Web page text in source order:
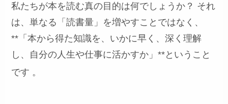
私たちが本を読む真の目的は何でしょうか？ それ
は、単なる「読書量」を増やすことではなく、
**「本から得た知識を、いかに早く、深く理解
し、自分の人生や仕事に活かすか」**ということ
です 。